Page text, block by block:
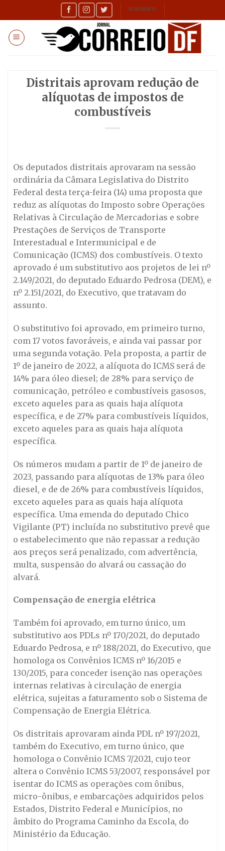
to
content
SEMANÁRIO
Distritais aprovam redução de
alíquotas de impostos de
combustíveis
Os deputados distritais aprovaram na sessão
ordinária da Câmara Legislativa do Distrito
Federal desta terça-feira (14) uma proposta que
reduz as alíquotas do Imposto sobre Operações
Relativas à Circulação de Mercadorias e sobre
Prestações de Serviços de Transporte
Interestadual e Intermunicipal e de
Comunicação (ICMS) dos combustíveis. O texto
aprovado é um substitutivo aos projetos de lei nº
2.149/2021, do deputado Eduardo Pedrosa (DEM), e
nº 2.151/2021, do Executivo, que tratavam do
assunto.
O substitutivo foi aprovado, em primeiro turno,
com 17 votos favoráveis, e ainda vai passar por
uma segunda votação. Pela proposta, a partir de
1º de janeiro de 2022, a alíquota do ICMS será de
14% para óleo diesel; de 28% para serviço de
comunicação, petróleo e combustíveis gasosos,
exceto aqueles para as quais haja alíquota
específica, e de 27% para combustíveis líquidos,
exceto aqueles para as quais haja alíquota
específica.
Os números mudam a partir de 1º de janeiro de
2023, passando para alíquotas de 13% para óleo
diesel, e de de 26% para combustíveis líquidos,
exceto aqueles para as quais haja alíquota
específica. Uma emenda do deputado Chico
Vigilante (PT) incluída no substitutivo prevê que
o estabelecimento que não repassar a redução
aos preços será penalizado, com advertência,
multa, suspensão do alvará ou cassação do
alvará.
Compensação de energia elétrica
Também foi aprovado, em turno único, um
substitutivo aos PDLs nº 170/2021, do deputado
Eduardo Pedrosa, e nº 188/2021, do Executivo, que
homologa os Convênios ICMS nº 16/2015 e
130/2015, para conceder isenção nas operações
internas relativas à circulação de energia
elétrica, sujeitas a faturamento sob o Sistema de
Compensação de Energia Elétrica.
Os distritais aprovaram ainda PDL nº 197/2021,
também do Executivo, em turno único, que
homologa o Convênio ICMS 7/2021, cujo teor
altera o Convênio ICMS 53/2007, responsável por
isentar do ICMS as operações com ônibus,
micro-ônibus, e embarcações adquiridos pelos
Estados, Distrito Federal e Municípios, no
âmbito do Programa Caminho da Escola, do
Ministério da Educação.